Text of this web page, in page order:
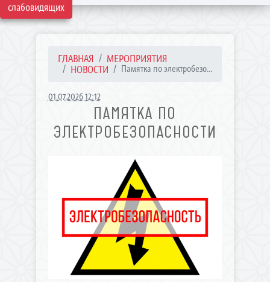
слабовидящих
ГЛАВНАЯ
МЕРОПРИЯТИЯ
НОВОСТИ
Памятка по электробезо...
01.07.2026 12:12
ПАМЯТКА ПО
ЭЛЕКТРОБЕЗОПАСНОСТИ